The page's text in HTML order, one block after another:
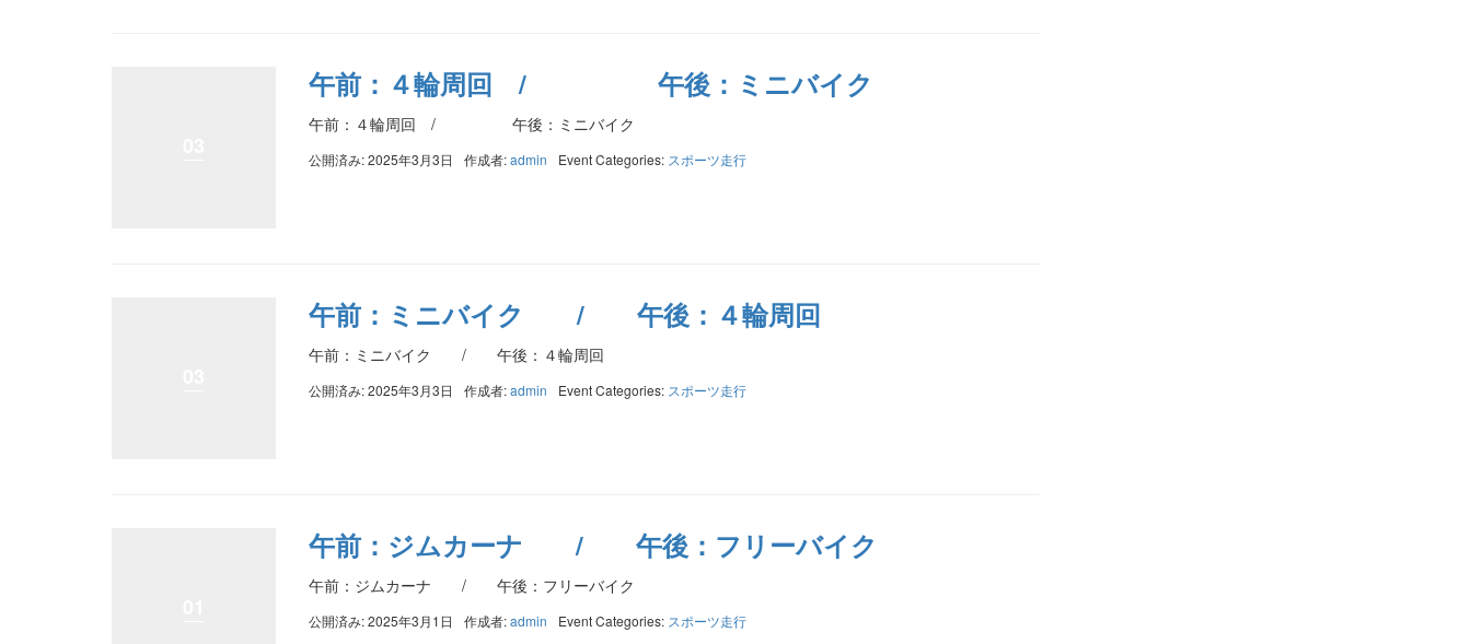
午前：４輪周回 / 午後：ミニバイク
午前：４輪周回 / 午後：ミニバイク
公開済み: 2025年3月3日 作成者:admin Event Categories: スポーツ走行
午前：ミニバイク / 午後：４輪周回
午前：ミニバイク / 午後：４輪周回
公開済み: 2025年3月3日 作成者:admin Event Categories: スポーツ走行
午前：ジムカーナ / 午後：フリーバイク
午前：ジムカーナ / 午後：フリーバイク
公開済み: 2025年3月1日 作成者:admin Event Categories: スポーツ走行